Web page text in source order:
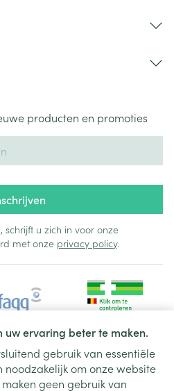
uw ervaring beter te maken.
gebruik van essentiële
noodzakelijk om onze website
geen gebruik van
producten en promoties
schrijft u zich in voor onze
met onze privacy policy.